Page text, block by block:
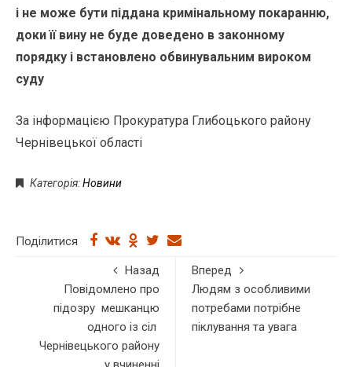
і не може бути піддана кримінальному покаранню,
доки її вину не буде доведено в законному
порядку і встановлено обвинувальним вироком
суду
За інформацією Прокуратура Глибоцького району
Чернівецької області
Категорія:Новини
Поділитися
Назад
Повідомлено про
підозру мешканцю
одного із сіл
Чернівецького району
Вперед
Людям з особливими
потребами потрібне
піклування та увага